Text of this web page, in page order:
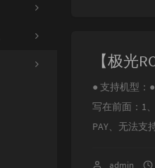
● 支持机型：●
写在前面：1
PAY、无法支
admin